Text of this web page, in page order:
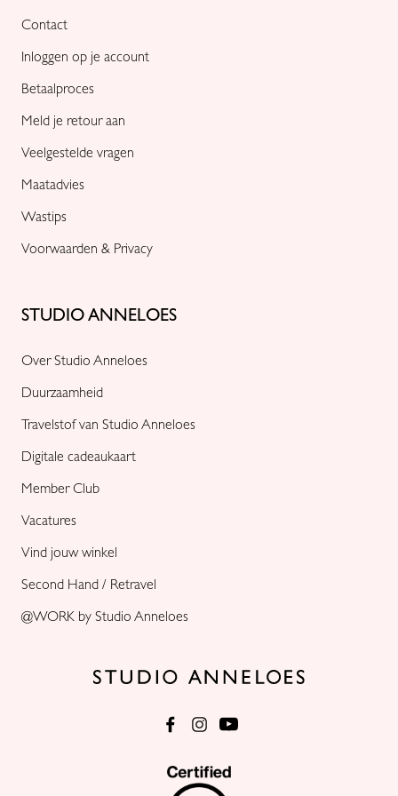
STUDIO ANNELOES
Over Studio Anneloes
Duurzaamheid
Travelstof van Studio Anneloes
Digitale cadeaukaart
Member Club
Vacatures
Vind jouw winkel
Second Hand / Retravel
@WORK by Studio Anneloes
Contact
Inloggen op je account
Betaalproces
Meld je retour aan
Veelgestelde vragen
Maatadvies
Wastips
Voorwaarden & Privacy